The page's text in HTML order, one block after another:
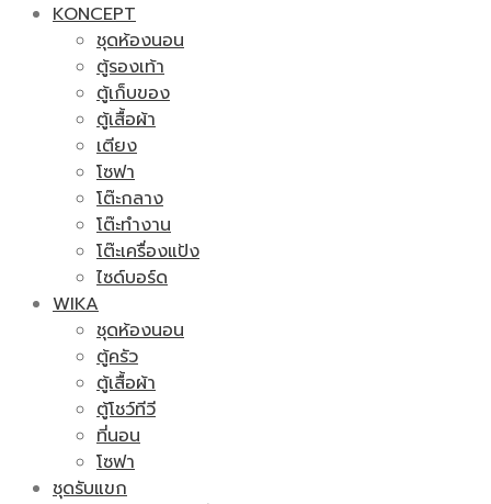
KONCEPT
ชุดห้องนอน
ตู้รองเท้า
ตู้เก็บของ
ตู้เสื้อผ้า
เตียง
โซฟา
โต๊ะกลาง
โต๊ะทำงาน
โต๊ะเครื่องแป้ง
ไซด์บอร์ด
WIKA
ชุดห้องนอน
ตู้ครัว
ตู้เสื้อผ้า
ตู้โชว์ทีวี
ที่นอน
โซฟา
ชุดรับแขก